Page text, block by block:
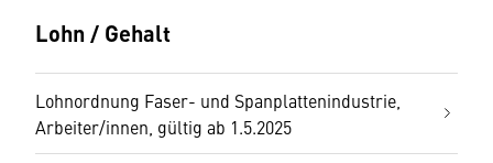
Lohn / Gehalt
Lohnordnung Faser- und Spanplattenindustrie,
Arbeiter/innen, gültig ab 1.5.2025